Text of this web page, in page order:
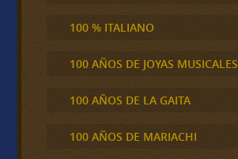
100 % ITALIANO
100 AÑOS DE JOYAS MUSICALES
100 AÑOS DE LA GAITA
100 AÑOS DE MARIACHI